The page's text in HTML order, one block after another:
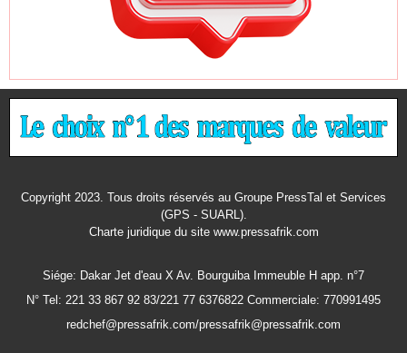
Copyright 2023. Tous droits réservés au Groupe PressTal et Services
(GPS - SUARL).
Charte juridiquedu site www.pressafrik.com
Siége: Dakar Jet d'eau X Av. Bourguiba Immeuble H app. n°7
N° Tel: 221 33 867 92 83/221 77 6376822 Commerciale: 770991495
redchef@pressafrik.com/pressafrik@pressafrik.com